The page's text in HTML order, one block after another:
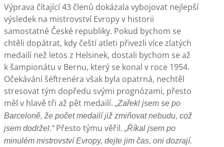
Výprava čítající 43 členů dokázala vybojovat nejlepší
výsledek na mistrovství Evropy v historii
samostatné České republiky. Pokud bychom se
chtěli dopátrat, kdy čeští atleti přivezli více zlatých
medailí než letos z Helsinek, dostali bychom se až
k šampionátu v Bernu, který se konal v roce 1954.
Očekávání šéftrenéra však byla opatrná, nechtěl
stresovat tým dopředu svými prognózami, přesto
měl v hlavě tři až pět medailí. „Zařekl jsem se po
Barceloně, že počet medailí již zmiňovat nebudu, což
jsem dodržel.“ Přesto týmu věřil. „Říkal jsem po
minulém mistrovství Evropy, dejte jim čas, oni dozrají.